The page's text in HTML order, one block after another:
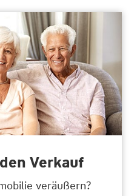
Verkauf
veräußern?